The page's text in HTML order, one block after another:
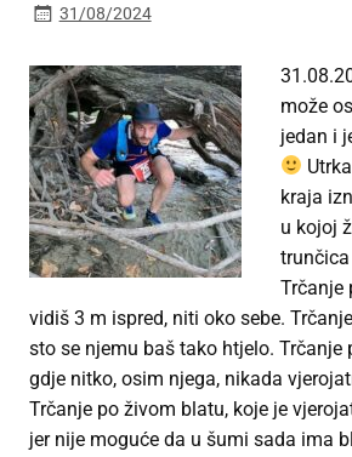
31/08/2024
može
jedan i
kraja
u kojoj
Trčanje
vidiš 3 m ispred, niti oko sebe.
sto se njemu baš tako htjelo. Trčanje
gdje nitko, osim njega, nikada
Trčanje po živom blatu, koje je
jer nije moguće da u šumi sada ima